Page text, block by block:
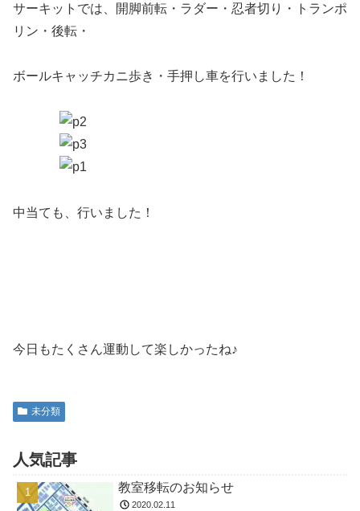
サーキットでは、開脚前転・ラダー・忍者切り・トランポ
リン・後転・
ボールキャッチカニ歩き・手押し車を行いました！
中当ても、行いました！
今日もたくさん運動して楽しかったね♪
未分類
人気記事
教室移転のお知らせ
2020.02.11